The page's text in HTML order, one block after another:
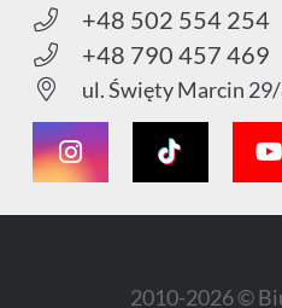
+48 502 554 254
+48 790 457 469
ul. Święty Marcin
2010-2026 ©